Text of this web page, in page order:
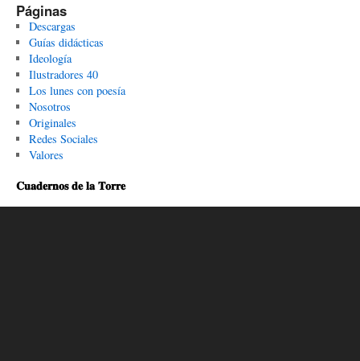
Páginas
Descargas
Guías didácticas
Ideología
Ilustradores 40
Los lunes con poesía
Nosotros
Originales
Redes Sociales
Valores
𝐂𝐮𝐚𝐝𝐞𝐫𝐧𝐨𝐬 𝐝𝐞 𝐥𝐚 𝐓𝐨𝐫𝐫𝐞